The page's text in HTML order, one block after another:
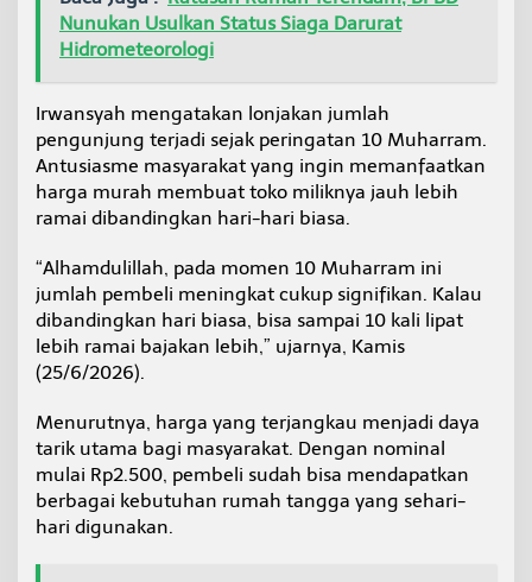
5
0
0
i
J
a
a
n
L
n
k
a
r
u
k
a
n
Nunukan Usulkan Status Siaga Darurat
Hidrometeorologi
Irwansyah mengatakan lonjakan jumlah
pengunjung terjadi sejak peringatan 10 Muharram.
Antusiasme masyarakat yang ingin memanfaatkan
harga murah membuat toko miliknya jauh lebih
ramai dibandingkan hari-hari biasa.
“Alhamdulillah, pada momen 10 Muharram ini
jumlah pembeli meningkat cukup signifikan. Kalau
dibandingkan hari biasa, bisa sampai 10 kali lipat
lebih ramai bajakan lebih,” ujarnya, Kamis
(25/6/2026).
Menurutnya, harga yang terjangkau menjadi daya
tarik utama bagi masyarakat. Dengan nominal
mulai Rp2.500, pembeli sudah bisa mendapatkan
berbagai kebutuhan rumah tangga yang sehari-
hari digunakan.